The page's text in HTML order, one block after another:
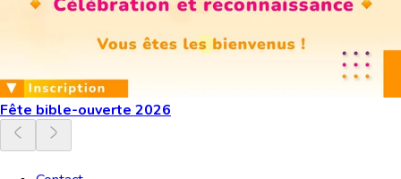
Fête bible-ouverte 2026